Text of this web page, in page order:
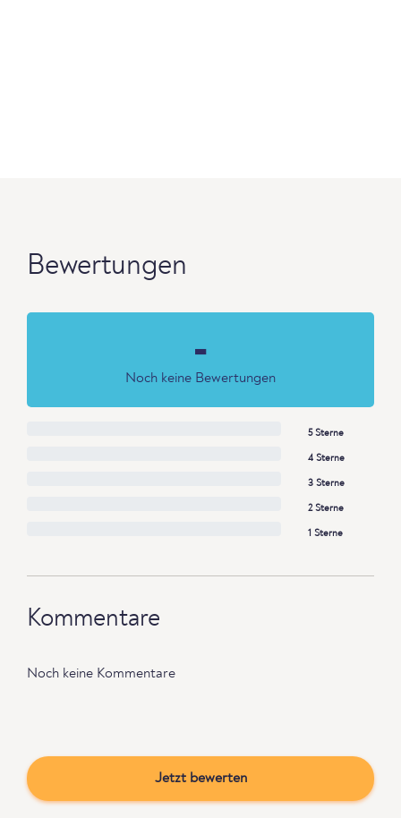
Bewertungen
-
Noch keine Bewertungen
5 Sterne
4 Sterne
3 Sterne
2 Sterne
1 Sterne
Kommentare
Noch keine Kommentare
Jetzt bewerten